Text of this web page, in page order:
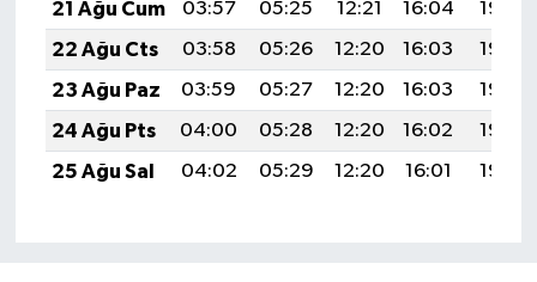
21 Ağu Cum
03:57 05:25 12:21 16:04
19:06
22 Ağu Cts
03:58 05:26 12:20 16:03
19:04
23 Ağu Paz
03:59 05:27 12:20 16:03
19:03
24 Ağu Pts
04:00 05:28 12:20 16:02
19:02
25 Ağu Sal
04:02 05:29 12:20 16:01 19:00